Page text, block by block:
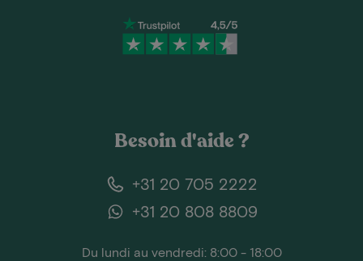
Besoin d'aide ?
+31 20 705 2222
+31 20 808 8809
Du lundi au vendredi: 8:00 - 18:00